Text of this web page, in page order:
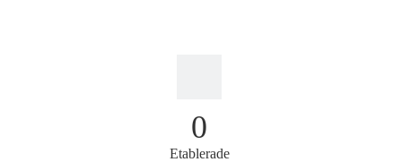
0
Etablerade